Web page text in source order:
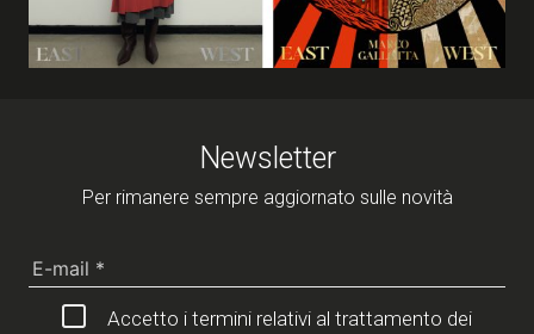
Newsletter
Per rimanere sempre aggiornato sulle novità
Accetto i termini relativi al trattamento dei